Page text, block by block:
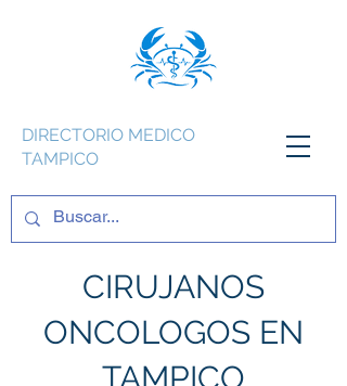
DIRECTORIO MEDICO
TAMPICO
CIRUJANOS
ONCOLOGOS EN
TAMPICO